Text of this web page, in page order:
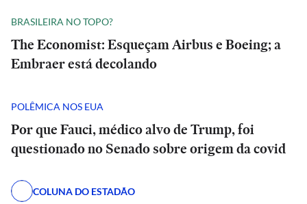
BRASILEIRA NO TOPO?
The Economist: Esqueçam Airbus e Boeing; a
Embraer está decolando
POLÊMICA NOS EUA
Por que Fauci, médico alvo de Trump, foi
questionado no Senado sobre origem da covid
COLUNA DO ESTADÃO